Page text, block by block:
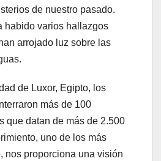
de nuestro pasado.
habido varios hallazgos
arrojado luz sobre las
de Luxor, Egipto, los
más de 100
que datan de más de 2.500
uno de los más
nos proporciona una visión